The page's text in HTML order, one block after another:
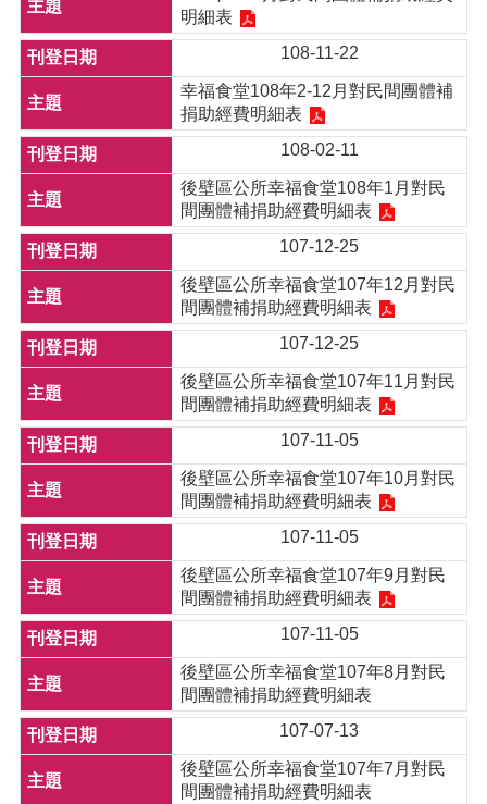
明細表
108-11-22
幸福食堂108年2-12月對民間團體補
捐助經費明細表
108-02-11
後壁區公所幸福食堂108年1月對民
間團體補捐助經費明細表
107-12-25
後壁區公所幸福食堂107年12月對民
間團體補捐助經費明細表
107-12-25
後壁區公所幸福食堂107年11月對民
間團體補捐助經費明細表
107-11-05
後壁區公所幸福食堂107年10月對民
間團體補捐助經費明細表
107-11-05
後壁區公所幸福食堂107年9月對民
間團體補捐助經費明細表
107-11-05
後壁區公所幸福食堂107年8月對民
間團體補捐助經費明細表
107-07-13
後壁區公所幸福食堂107年7月對民
間團體補捐助經費明細表